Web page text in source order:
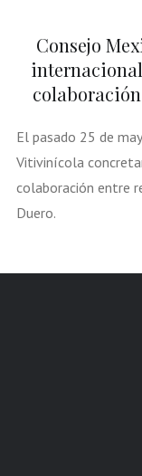
Consejo
El pasado 25 de
Vitivinícola
colaboración entre
Duero.